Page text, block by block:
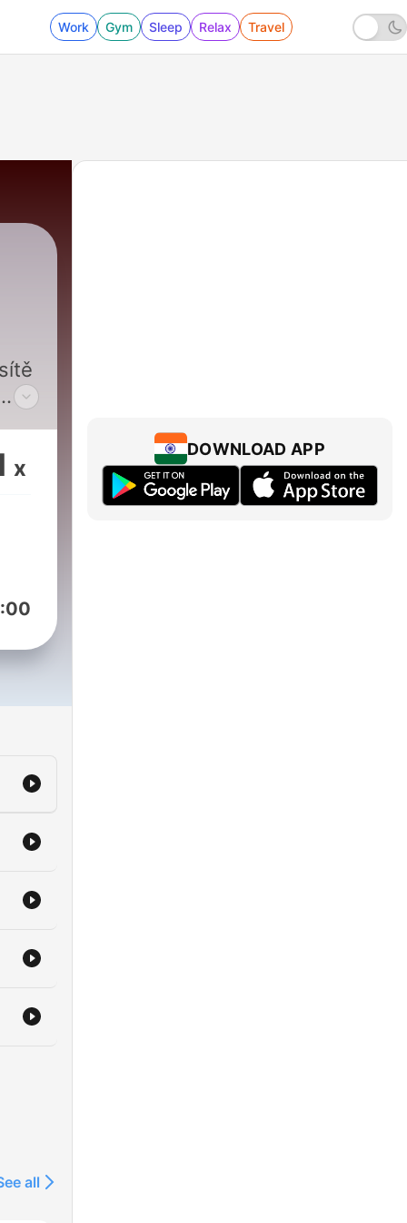
Work Gym Sleep Relax Travel
x
all
DOWNLOAD APP